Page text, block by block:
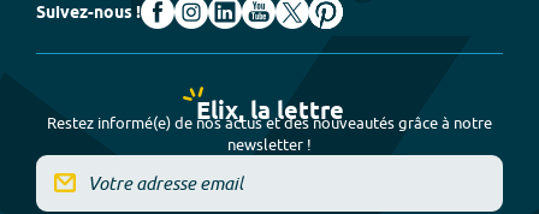
Suivez-nous !
Elix, la lettre
Restez informé(e) de nos actus et des nouveautés grâce à notre
newsletter !